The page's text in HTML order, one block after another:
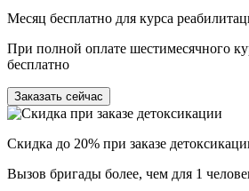
Месяц бесплатно для курса
При полной оплате шестимесячного
бесплатно
Заказать сейчас
Скидка до 20% при заказе
Вызов бригады более, чем для 1